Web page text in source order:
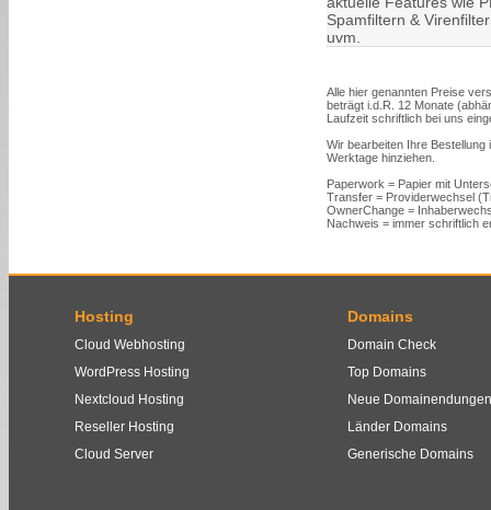
Spamfiltern &
uvm.
Alle hier genannten Preise
beträgt i.d.R. 12 Monate
Laufzeit schriftlich bei uns
Wir bearbeiten Ihre
Werktage hinziehen.
Paperwork = Papier mit
Transfer = Providerwechsel
OwnerChange =
Nachweis = immer schriftlich
Hosting
Cloud Webhosting
WordPress Hosting
Nextcloud Hosting
Reseller Hosting
Cloud Server
Domains
Domain Check
Top Domains
Neue Domainendungen
Länder Domains
Generische Domains